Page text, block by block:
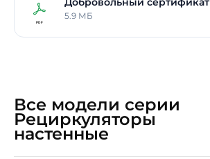
5.9 МБ
Все модели серии
Рециркуляторы
настенные